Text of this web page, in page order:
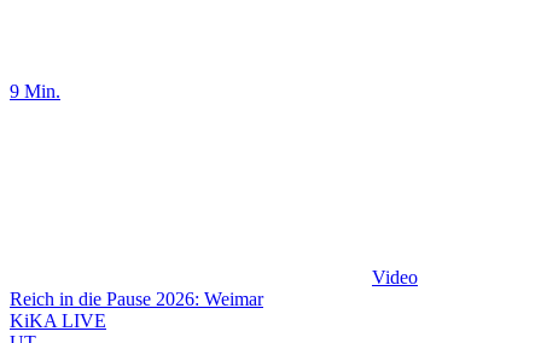
9 Min.
Video
Reich in die Pause 2026: Weimar
KiKA LIVE